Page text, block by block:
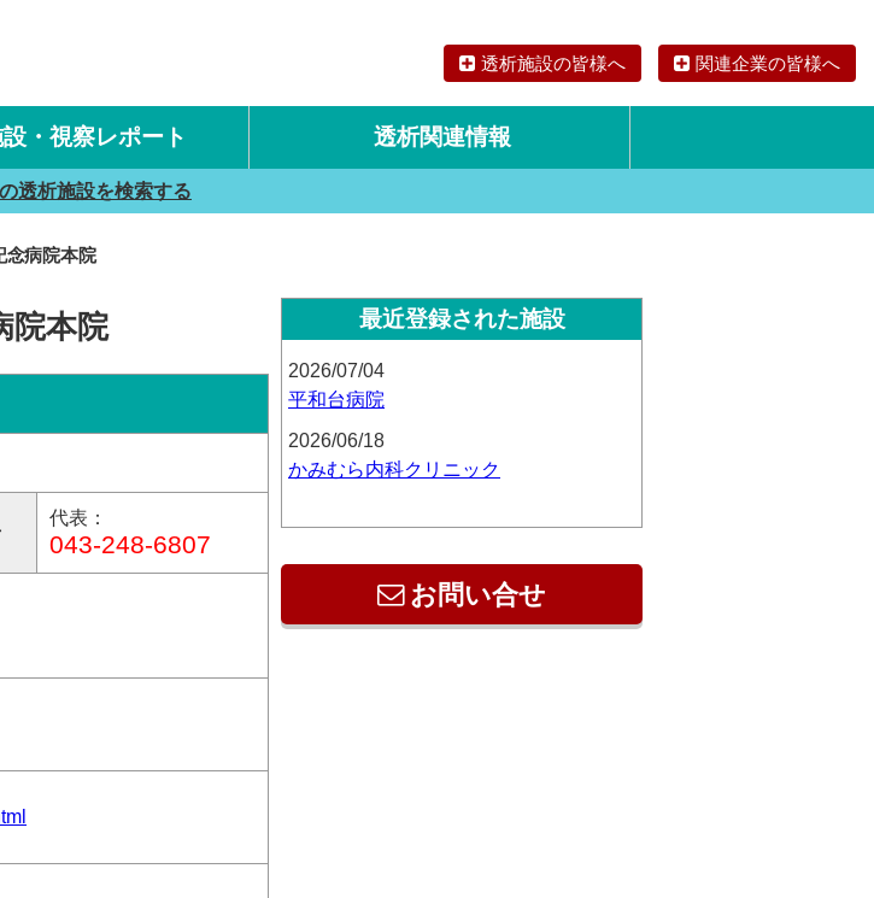
透析施設の皆様へ 関連企業の皆様へ
・視察レポート
行透析レポート
行透析レポート
透析関連情報
透析施設を検索する
念病院本院
院本院
代表：
043-248-6807
最近登録された施設
2026/07/04
平和台病院
2026/06/18
かみむら内科クリニック
お問い合せ